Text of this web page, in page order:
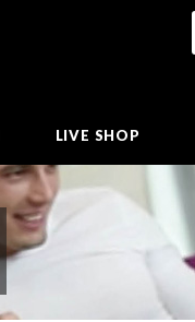
LIVE SHOP